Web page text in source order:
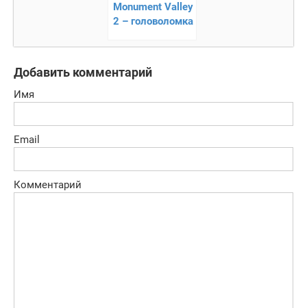
Monument Valley
2 – головоломка
Добавить комментарий
Имя
Email
Комментарий